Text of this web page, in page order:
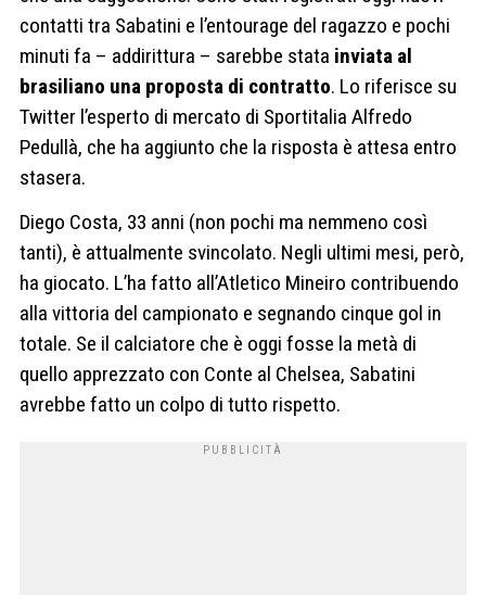
contatti tra Sabatini e l’entourage del ragazzo e pochi
minuti fa – addirittura – sarebbe stata inviata al
brasiliano una proposta di contratto. Lo riferisce su
Twitter l’esperto di mercato di Sportitalia Alfredo
Pedullà, che ha aggiunto che la risposta è attesa entro
stasera.
Diego Costa, 33 anni (non pochi ma nemmeno così
tanti), è attualmente svincolato. Negli ultimi mesi, però,
ha giocato. L’ha fatto all’Atletico Mineiro contribuendo
alla vittoria del campionato e segnando cinque gol in
totale. Se il calciatore che è oggi fosse la metà di
quello apprezzato con Conte al Chelsea, Sabatini
avrebbe fatto un colpo di tutto rispetto.